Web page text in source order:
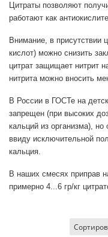
Цитраты позволяют
работают как
Внимание, в присутствии
кислот) можно снизить
цитрат защищает нитрит
нитрита можно вносить
В России в ГОСТе на
запрещен (при высоких
кальций из организма),
ввиду исключительной
кальция.
В наших смесях приправ
примерно 4...6 гр/кг